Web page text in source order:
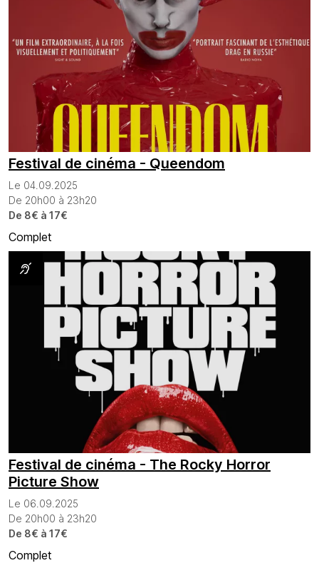
Festival de cinéma - Queendom
Le 04.09.2025
De 20h00 à 23h20
De 8€ à 17€
Complet
Festival de cinéma - The Rocky Horror
Picture Show
Le 06.09.2025
De 20h00 à 23h20
De 8€ à 17€
Complet